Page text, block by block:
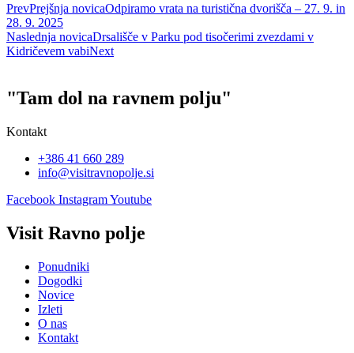
PrevPrejšnja novicaOdpiramo vrata na turistična dvorišča – 27. 9. in
28. 9. 2025
Naslednja novicaDrsališče v Parku pod tisočerimi zvezdami v
Kidričevem vabiNext
"Tam dol na ravnem polju"
Kontakt
+386 41 660 289
info@visitravnopolje.si
Facebook InstagramYoutube
Visit Ravno polje
Ponudniki
Dogodki
Novice
Izleti
O nas
Kontakt